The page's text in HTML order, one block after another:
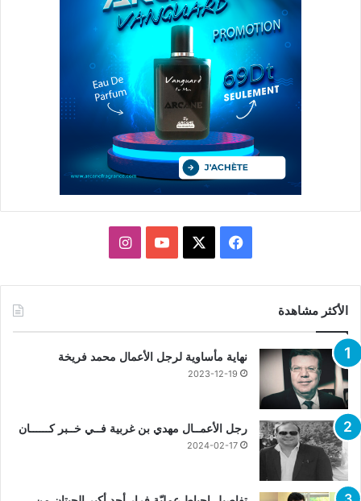
فيسبوك يوتيوبانستقرام
الأكثر مشاهدة
نهاية مأساوية لرجل الأعمال محمد فريخة
2023-12-19
رجل الأعمــال مهدي بن غربية فــي خــبر كــــــان
2024-02-17